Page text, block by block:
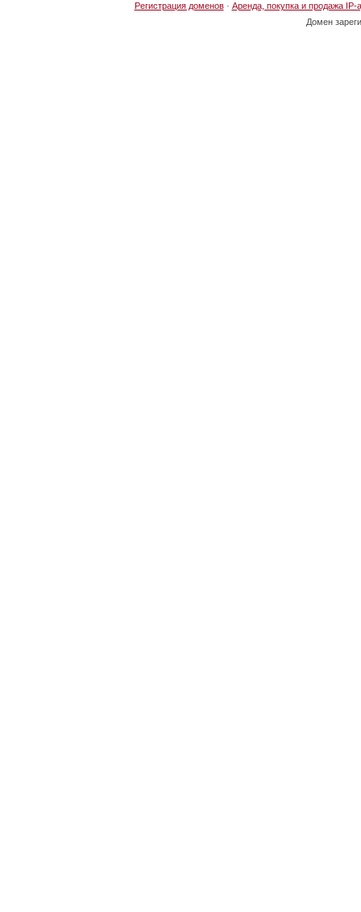
Регистрация доменов· Аренда, покупка и продажа IP-
Домен